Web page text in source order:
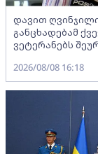
დავით
განცხადებამ
ვეტერანებს
2026/08/08 16:18